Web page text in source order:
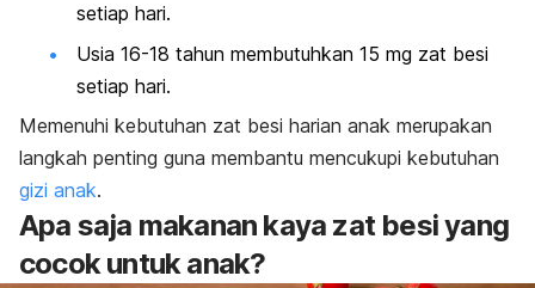
setiap hari.
Usia 16-18 tahun membutuhkan 15 mg zat besi
setiap hari.
Memenuhi kebutuhan zat besi harian anak merupakan
langkah penting guna membantu mencukupi kebutuhan
gizi anak.
Apa saja makanan kaya zat besi yang
cocok untuk anak?